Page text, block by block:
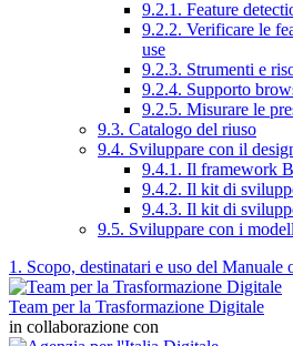
9.2.1. Feature
9.2.2. Verificare le
use
9.2.3. Strumenti e
9.2.4. Supporto
9.2.5. Misurare le
9.3. Catalogo del riuso
9.4. Sviluppare con il
9.4.1. Il framework
9.4.2. Il kit di
9.4.3. Il kit di
9.5. Sviluppare con i
1. Scopo, destinatari e uso del Manuale
Team per la Trasformazione Digitale
in collaborazione con